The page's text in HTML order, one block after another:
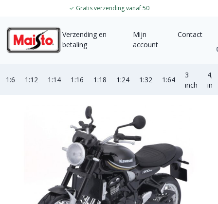
✓ Gratis verzending vanaf 50
Verzending en
betaling
Mijn
account
Contact
1:6 1:12 1:14 1:16 1:18 1:24 1:32 1:64
3
inch
4,5